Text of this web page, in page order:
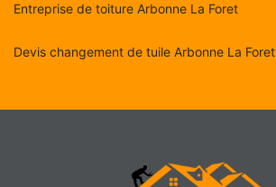
Entreprise de toiture Arbonne La Foret
Devis changement de tuile Arbonne La Foret